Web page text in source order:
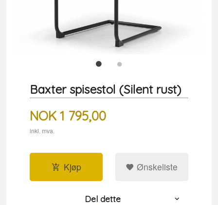
Baxter spisestol (Silent rust)
NOK 1 795,00
inkl. mva.
Kjøp Ønskeliste
Del dette